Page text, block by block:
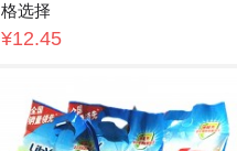
格选择
¥12.45